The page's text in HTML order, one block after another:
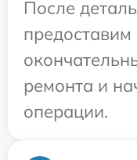
После
ремонта и
операции.